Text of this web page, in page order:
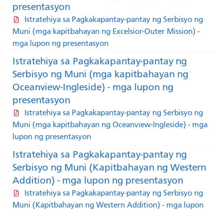
presentasyon
Istratehiya sa Pagkakapantay-pantay ng Serbisyo ng
Muni (mga kapitbahayan ng Excelsior-Outer Mission) -
mga lupon ng presentasyon
Istratehiya sa Pagkakapantay-pantay ng
Serbisyo ng Muni (mga kapitbahayan ng
Oceanview-Ingleside) - mga lupon ng
presentasyon
Istratehiya sa Pagkakapantay-pantay ng Serbisyo ng
Muni (mga kapitbahayan ng Oceanview-Ingleside) - mga
lupon ng presentasyon
Istratehiya sa Pagkakapantay-pantay ng
Serbisyo ng Muni (Kapitbahayan ng Western
Addition) - mga lupon ng presentasyon
Istratehiya sa Pagkakapantay-pantay ng Serbisyo ng
Muni (Kapitbahayan ng Western Addition) - mga lupon